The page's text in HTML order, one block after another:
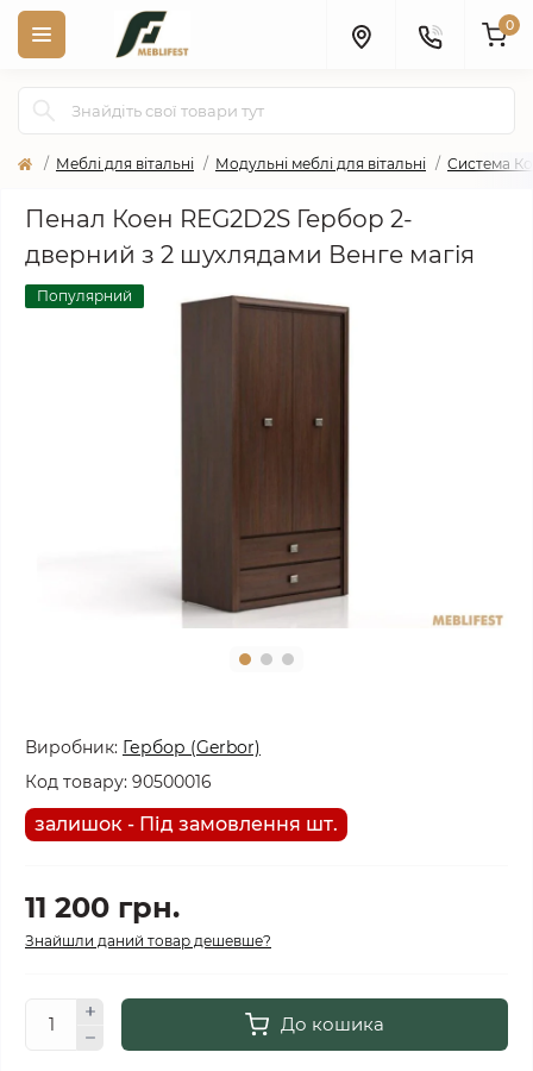
0
Меблі для вітальні Модульні меблі для вітальні Система
Пенал Коен REG2D2S Гербор 2-
дверний з 2 шухлядами Венге магія
Популярний
Виробник: Гербор (Gerbor)
Код товару: 90500016
залишок - Під замовлення шт.
11 200 грн.
Знайшли даний товар дешевше?
До кошика